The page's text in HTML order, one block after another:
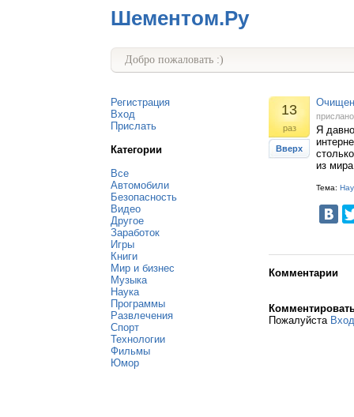
Шементом.Ру
Добро пожаловать :)
Регистрация
Вход
Прислать
Категории
Все
Автомобили
Безопасность
Видео
Другое
Заработок
Игры
Книги
Мир и бизнес
Музыка
Наука
Программы
Развлечения
Спорт
Технологии
Фильмы
Юмор
13
раз
Вверх
Я
из
Тема:
Комментарии
Пожалуйста Вход